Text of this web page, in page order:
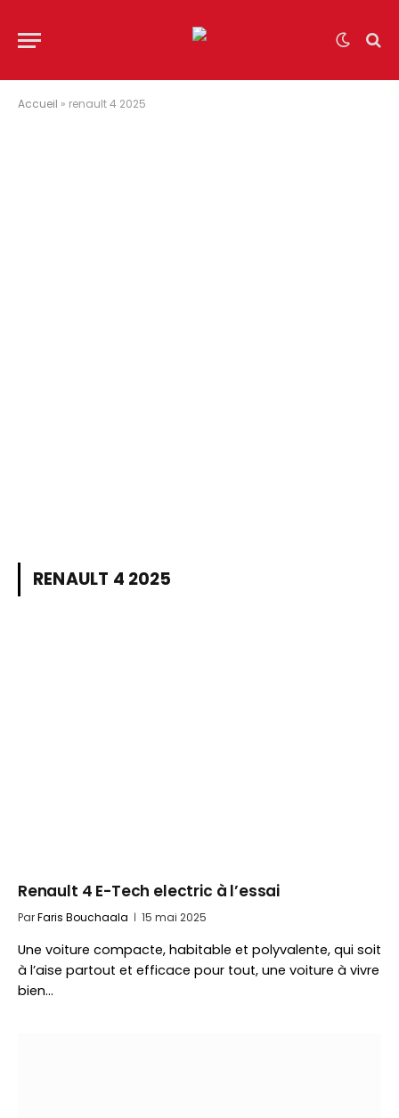
Accueil » renault 4 2025
RENAULT 4 2025
Renault 4 E-Tech electric à l’essai
ParFaris Bouchaala 15 mai 2025
Une voiture compacte, habitable et polyvalente, qui soit
à l’aise partout et efficace pour tout, une voiture à vivre
bien…